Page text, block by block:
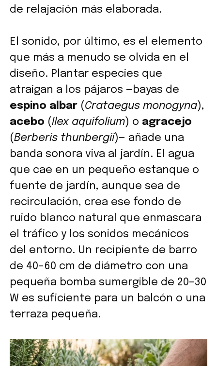
de relajación más elaborada.
El sonido, por último, es el elemento
que más a menudo se olvida en el
diseño. Plantar especies que
atraigan a los pájaros —bayas de
espino albar (Crataegus monogyna),
acebo (Ilex aquifolium) o agracejo
(Berberis thunbergii)— añade una
banda sonora viva al jardín. El agua
que cae en un pequeño estanque o
fuente de jardín, aunque sea de
recirculación, crea ese fondo de
ruido blanco natural que enmascara
el tráfico y los sonidos mecánicos
del entorno. Un recipiente de barro
de 40–60 cm de diámetro con una
pequeña bomba sumergible de 20–30
W es suficiente para un balcón o una
terraza pequeña.